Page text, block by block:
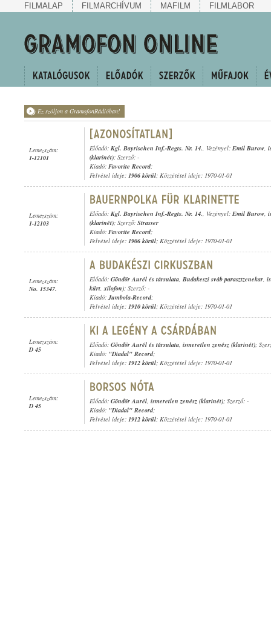
FILMALAP FILMARCHÍVUM MAFILM FILMLABOR
Ez szóljon a GramofonRádióban!
Lemezszám:
1-12101
Előadó: Kgl. Bayrischen Inf.-Regts. Nr. 14., Vezényel: Emil Burow,
(klarinét); Szerző: -
Kiadó: Favorite Record;
Felvétel ideje: 1906 körül; Közzététel ideje: 1970-01-01
Lemezszám:
1-12103
Előadó: Kgl. Bayrischen Inf.-Regts. Nr. 14., Vezényel: Emil Burow,
(klarinét); Szerző: Strasser
Kiadó: Favorite Record;
Felvétel ideje: 1906 körül; Közzététel ideje: 1970-01-01
Lemezszám:
No. 15347.
Előadó: Göndör Aurél és társulata, Budakeszi sváb parasztzenekar,
kürt,xilofon); Szerző: -
Kiadó:Jumbola-Record;
Felvétel ideje: 1910 körül; Közzététel ideje: 1970-01-01
Lemezszám:
D 45
Előadó: Göndör Aurél és társulata, ismeretlen zenész (klarinét);
Kiadó: "Diadal" Record;
Felvétel ideje: 1912 körül; Közzététel ideje: 1970-01-01
Lemezszám:
D 45
Előadó: Göndör Aurél, ismeretlen zenész (klarinét); Szerző: -
Kiadó: "Diadal" Record;
Felvétel ideje: 1912 körül; Közzététel ideje: 1970-01-01